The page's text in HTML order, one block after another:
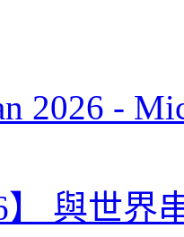
2026 -
】 與世界